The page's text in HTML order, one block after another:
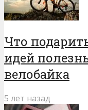
Что
идей
велобайка
5 лет назад